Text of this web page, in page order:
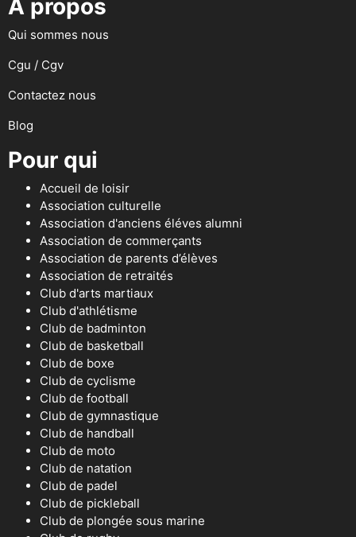
A propos
Qui sommes nous
Cgu / Cgv
Contactez nous
Blog
Pour qui
Accueil de loisir
Association culturelle
Association d'anciens éléves alumni
Association de commerçants
Association de parents d’élèves
Association de retraités
Club d'arts martiaux
Club d'athlétisme
Club de badminton
Club de basketball
Club de boxe
Club de cyclisme
Club de football
Club de gymnastique
Club de handball
Club de moto
Club de natation
Club de padel
Club de pickleball
Club de plongée sous marine